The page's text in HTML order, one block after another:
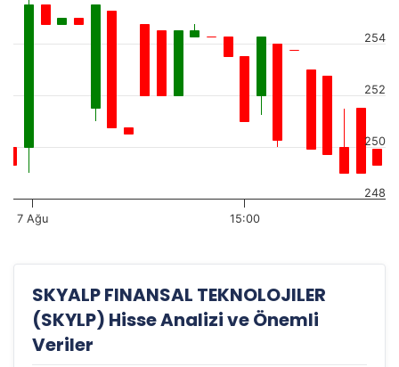
7 Ağu 15:00
248
250
252
254
SKYALP FINANSAL TEKNOLOJILER
(SKYLP) Hisse Analizi ve Önemli
Veriler